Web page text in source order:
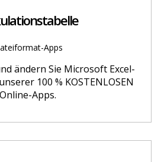
Apps
ändern Sie Microsoft Excel-
100 % KOSTENLOSEN
Online-Apps.